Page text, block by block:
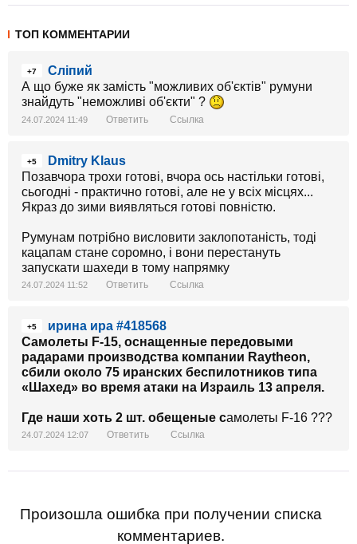
ТОП КОММЕНТАРИИ
+7
Сліпий
А що буже як замість "можливих об'єктів" румуни
знайдуть "неможливі об'єкти" ?
24.07.2024 11:49 Ответить Ссылка
+5
Dmitry Klaus
Позавчора трохи готові, вчора ось настільки готові,
сьогодні - практично готові, але не у всіх місцях...
Якраз до зими виявляться готові повністю.
Румунам потрібно висловити заклопотаність, тоді
кацапам стане соромно, і вони перестануть
запускати шахеди в тому напрямку
24.07.2024 11:52 Ответить Ссылка
+5
ирина ира #418568
Самолеты F-15, оснащенные передовыми
радарами производства компании Raytheon,
сбили около 75 иранских беспилотников типа
«Шахед» во время атаки на Израиль 13 апреля.
Где наши хоть 2 шт. обещеные самолеты F-16 ???
24.07.2024 12:07 Ответить Ссылка
Произошла ошибка при получении списка
комментариев.